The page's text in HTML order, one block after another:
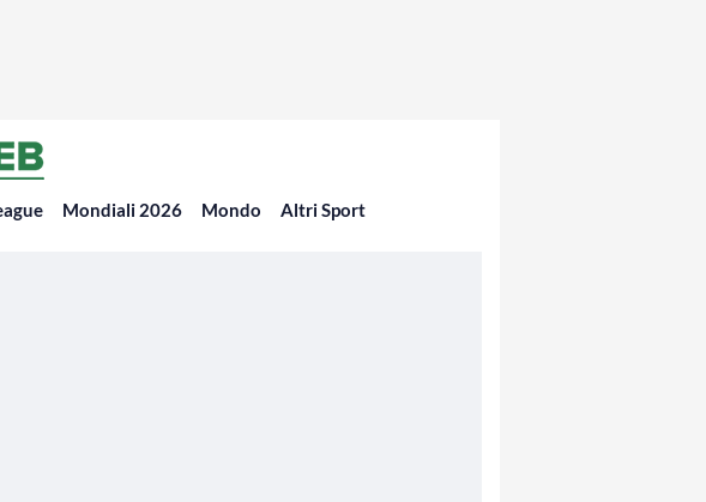
Mondiali 2026 Mondo Altri Sport